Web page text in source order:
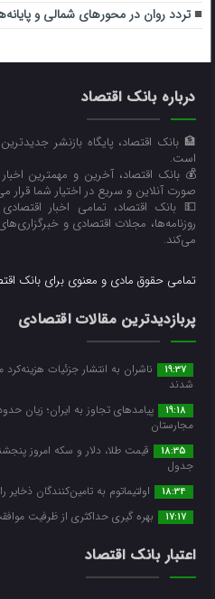
تردد روان در محورهای شمالی و
درباره بانک اقتصاد
🏦 بانک اقتصاد، پایگاه بازنشر
است.
💰 بانک اقتصاد، آخرین و مهمترین
صورت آنلاین و سریع در اختیار شما قرار
💵 بانک اقتصاد، تمامی اخبار
روزنامه‌ها، مجلات اقتصادی و
می‌کند.
تمامی حقوق مادی و معنوی برای بانک
پربازدیدترین مقالات اقتصادی
19:37
ناشران به انتشار جزئیات
شدند
19:18
مجارستان
18:35
جدول
18:34 اولتیماتوم به تامین‌کنندگان ذخایر
17:17 بهره گیری حداکثری از ظرفیت
اعتبار بانک اقتصاد